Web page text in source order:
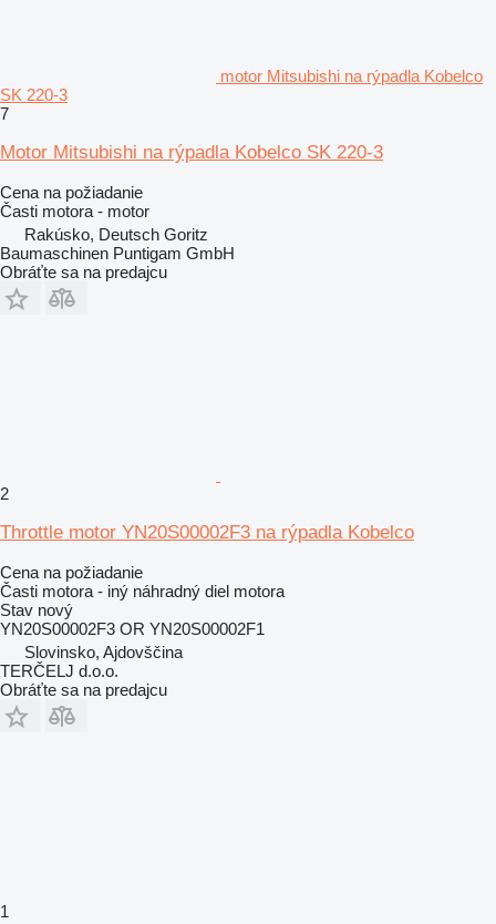
motor Mitsubishi na rýpadla Kobelco
SK 220-3
7
Motor Mitsubishi na rýpadla Kobelco SK 220-3
Cena na požiadanie
Časti motora - motor
Rakúsko, Deutsch Goritz
Baumaschinen Puntigam GmbH
Obráťte sa na predajcu
2
Throttle motor YN20S00002F3 na rýpadla Kobelco
Cena na požiadanie
Časti motora - iný náhradný diel motora
Stav nový
YN20S00002F3 OR YN20S00002F1
Slovinsko, Ajdovščina
TERČELJ d.o.o.
Obráťte sa na predajcu
1